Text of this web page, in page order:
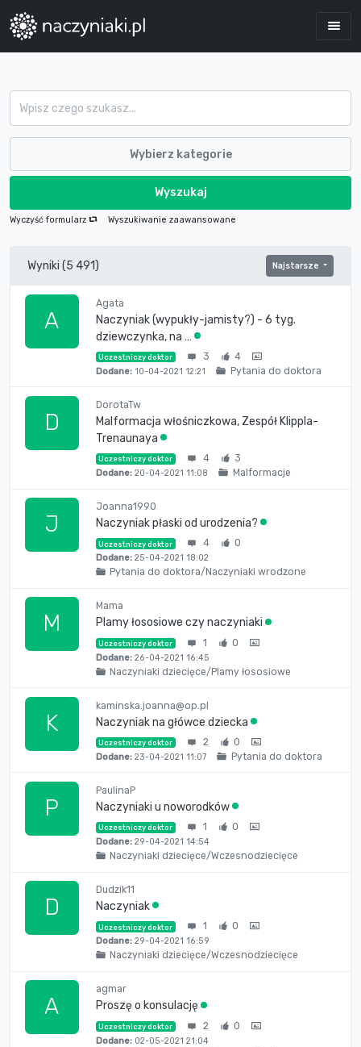
Wybierz kategorie
Wyszukaj
Wyczyść formularz Wyszukiwanie zaawansowane
Wyniki (5 491) Najstarsze
A
Agata
Naczyniak (wypukły-jamisty?) - 6 tyg.
dziewczynka, na …
Uczestniczy doktor 3 4
Dodane:10-04-2021 12:21 Pytania do doktora
D
DorotaTw
Malformacja włośniczkowa, Zespół Klippla-
Trenaunaya
Uczestniczy doktor 4 3
Dodane:20-04-2021 11:08 Malformacje
J
Joanna1990
Naczyniak płaski od urodzenia?
Uczestniczy doktor 4 0
Dodane:25-04-2021 18:02
Pytania do doktora/Naczyniaki wrodzone
M
Mama
Plamy łososiowe czy naczyniaki
Uczestniczy doktor 1 0
Dodane:26-04-2021 16:45
Naczyniaki dziecięce/Plamy łososiowe
K
kaminska.joanna@op.pl
Naczyniak na główce dziecka
Uczestniczy doktor 2 0
Dodane:23-04-2021 11:07 Pytania do doktora
P
PaulinaP
Naczyniaki u noworodków
Uczestniczy doktor 1 0
Dodane:29-04-2021 14:54
Naczyniaki dziecięce/Wczesnodziecięce
D
Dudzik11
Naczyniak
Uczestniczy doktor 1 0
Dodane:29-04-2021 16:59
Naczyniaki dziecięce/Wczesnodziecięce
A
agmar
Proszę o konsulację
Uczestniczy doktor 2 0
Dodane:02-05-2021 21:04